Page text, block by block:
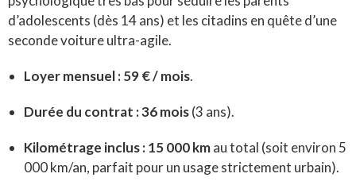
d’adolescents (dès 14 ans) et les citadins en quête d’une
seconde voiture ultra-agile.
Loyer mensuel :59 € / mois.
Durée du contrat :36 mois(3 ans).
Kilométrage inclus :15 000 kmau total (soit environ 5
000 km/an, parfait pour un usage strictement urbain).